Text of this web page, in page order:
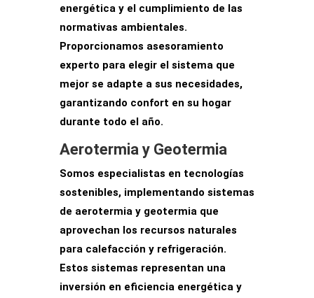
energética y el cumplimiento de las
normativas ambientales.
Proporcionamos asesoramiento
experto para elegir el sistema que
mejor se adapte a sus necesidades,
garantizando confort en su hogar
durante todo el año.
Aerotermia y Geotermia
Somos especialistas en tecnologías
sostenibles, implementando sistemas
de aerotermia y geotermia que
aprovechan los recursos naturales
para calefacción y refrigeración.
Estos sistemas representan una
inversión en eficiencia energéticay